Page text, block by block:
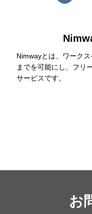
Nimwayとは、ワーク
までを可能にし、フリ
サービスです。
お